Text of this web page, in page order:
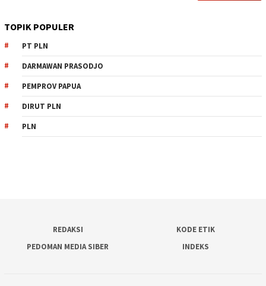
TOPIK POPULER
PT PLN
DARMAWAN PRASODJO
PEMPROV PAPUA
DIRUT PLN
PLN
REDAKSI
KODE ETIK
PEDOMAN MEDIA SIBER
INDEKS